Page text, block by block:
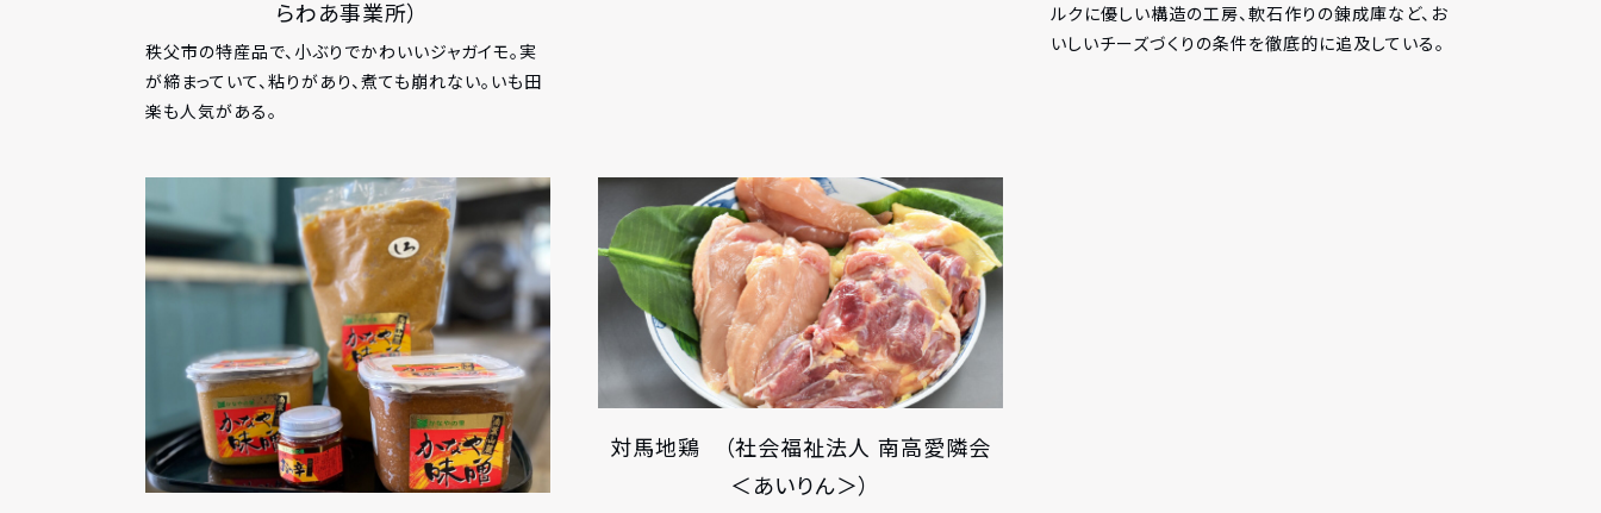
らわあ事業所）
秩父市の特産品で、小ぶりでかわいいジャガイモ。実
が締まっていて、粘りがあり、煮ても崩れない。いも田
楽も人気がある。
ルクに優しい構造の工房、軟石作りの錬成庫など、お
いしいチーズづくりの条件を徹底的に追及している。
対馬地鶏 （社会福祉法人 南高愛隣会
＜あいりん＞）